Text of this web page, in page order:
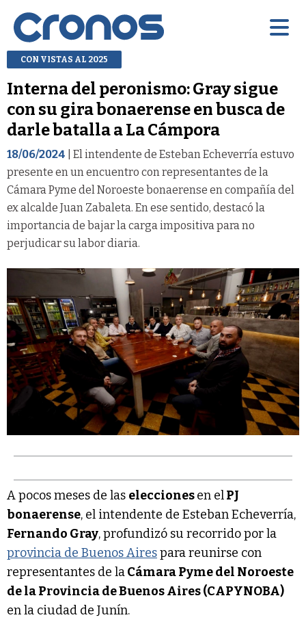
CON VISTAS AL 2025
Interna del peronismo: Gray sigue
con su gira bonaerense en busca de
darle batalla a La Cámpora
18/06/2024 | El intendente de Esteban Echeverría estuvo
presente en un encuentro con representantes de la
Cámara Pyme del Noroeste bonaerense en compañía del
ex alcalde Juan Zabaleta. En ese sentido, destacó la
importancia de bajar la carga impositiva para no
perjudicar su labor diaria.
A pocos meses de las eleccionesen elPJ
bonaerense, el intendente de Esteban Echeverría,
Fernando Gray, profundizó su recorrido por la
provincia de Buenos Airespara reunirse con
representantes de laCámara Pyme del Noroeste
de la Provincia de Buenos Aires (CAPYNOBA)
en la ciudad de Junín.